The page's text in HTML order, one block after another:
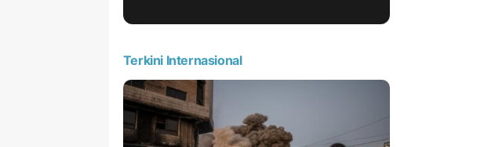
Terkini Internasional